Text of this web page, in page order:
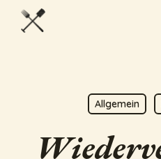
Skip
Allgemein